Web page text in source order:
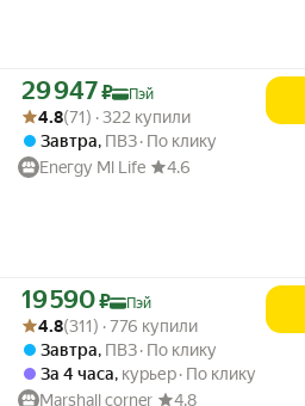
Цена с картой Яндекс Пэй 29947 ₽ вместо
29 947₽
Пэй
Рейтинг товара: 4.8 из 5
Оценок: (71) · 322 купили
4.8(71) · 322 купили
Завтра, ПВЗ По клику
Еneгgу Ml Life
4.6
Цена с картой Яндекс Пэй 19590 ₽ вместо
19 590₽
Пэй
Рейтинг товара: 4.8 из 5
Оценок: (311) · 776 купили
4.8(311) · 776 купили
Завтра, ПВЗ По клику
За 4 часа, курьер По клику
Marshall corner
4.8